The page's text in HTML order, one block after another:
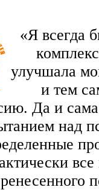
«Я всегда
улучшала
и тем
Да и
над